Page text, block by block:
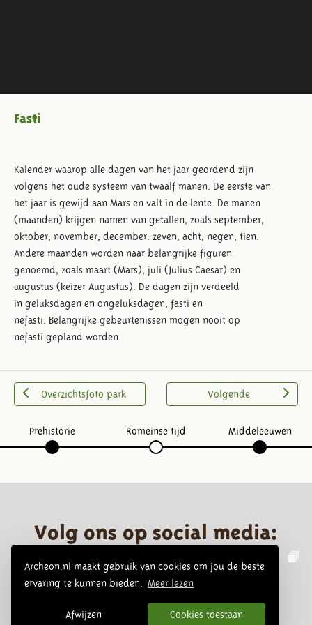
Archeon.nl maakt gebruik van cookies om jou de beste
ervaring te kunnen bieden.
Meer lezen
Afwijzen Cookies toestaan
Fasti
Kalender waarop alle dagen van het jaar geordend zijn
volgens het oude systeem van twaalf manen. De eerste van
het jaar is gewijd aan Mars en valt in de lente. De manen
(maanden) krijgen namen van getallen, zoals september,
oktober, november, december: zeven, acht, negen, tien.
Andere maanden worden naar belangrijke figuren
genoemd, zoals maart (Mars), juli (Julius Caesar) en
augustus (keizer Augustus). De dagen zijn verdeeld
in geluksdagen en ongeluksdagen, fasti en
nefasti. Belangrijke gebeurtenissen mogen nooit op
nefasti gepland worden.
Overzichtsfoto park Volgende
Prehistorie Romeinse tijd Middeleeuwen
Volg ons op social media: